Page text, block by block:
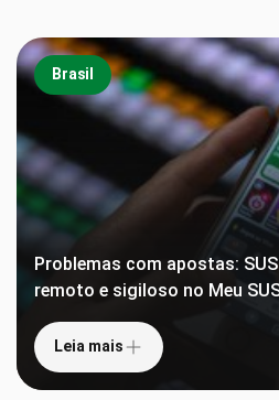
Brasil
Problemas com apostas:
remoto e sigiloso no Meu
Leia mais
Anvisa proíbe lote falsificado
ômega-3 e interdita lotes de